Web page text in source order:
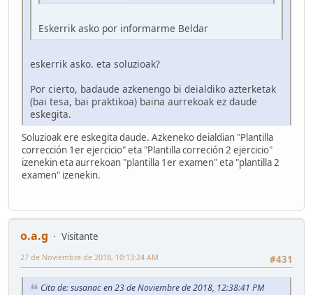
Eskerrik asko por informarme Beldar
eskerrik asko. eta soluzioak?
Por cierto, badaude azkenengo bi deialdiko azterketak
(bai tesa, bai praktikoa) baina aurrekoak ez daude
eskegita.
Soluzioak ere eskegita daude. Azkeneko deialdian "Plantilla
corrección 1er ejercicio" eta "Plantilla correción 2 ejercicio"
izenekin eta aurrekoan "plantilla 1er examen" eta "plantilla 2
examen" izenekin.
o.a.g
Visitante
#431
27 de Noviembre de 2018, 10:13:24 AM
Cita de: susanac en 23 de Noviembre de 2018, 12:38:41 PM